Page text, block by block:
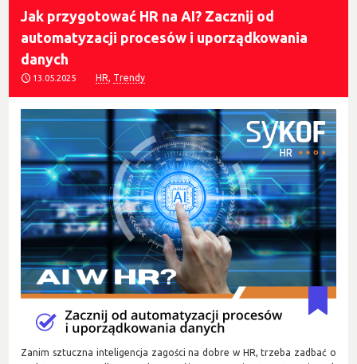
Jak przygotować HR na AI? Zacznij od
automatyzacji procesów i uporządkowania
danych
13.05.2025 HR, Trendy
Zanim sztuczna inteligencja zagości na dobre w HR, trzeba zadbać o